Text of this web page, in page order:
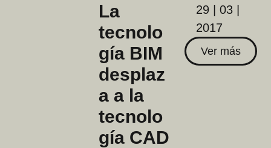
La
tecnolo
gía BIM
desplaz
a a la
tecnolo
gía CAD
29 | 03 |
2017
Ver más